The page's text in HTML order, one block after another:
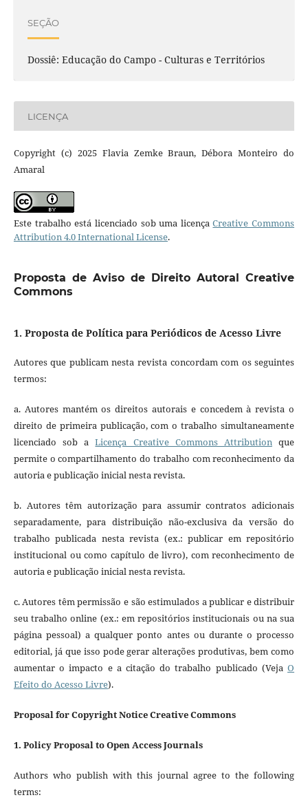
SEÇÃO
Dossiê: Educação do Campo - Culturas e Territórios
LICENÇA
Copyright (c) 2025 Flavia Zemke Braun, Débora Monteiro do
Amaral
Este trabalho está licenciado sob uma licençaCreative Commons
Attribution 4.0 International License.
Proposta de Aviso de Direito Autoral Creative
Commons
1. Proposta de Política para Periódicos de Acesso Livre
Autores que publicam nesta revista concordam com os seguintes
termos:
a. Autores mantém os direitos autorais e concedem à revista o
direito de primeira publicação, com o trabalho simultaneamente
licenciado sob aLicença Creative Commons Attributionque
permite o compartilhamento do trabalho com reconhecimento da
autoria e publicação inicial nesta revista.
b. Autores têm autorização para assumir contratos adicionais
separadamente, para distribuição não-exclusiva da versão do
trabalho publicada nesta revista (ex.: publicar em repositório
institucional ou como capítulo de livro), com reconhecimento de
autoria e publicação inicial nesta revista.
c. Autores têm permissão e são estimulados a publicar e distribuir
seu trabalho online (ex.: em repositórios institucionais ou na sua
página pessoal) a qualquer ponto antes ou durante o processo
editorial, já que isso pode gerar alterações produtivas, bem como
aumentar o impacto e a citação do trabalho publicado (VejaO
Efeito do Acesso Livre).
Proposal for Copyright Notice Creative Commons
1. Policy Proposal to Open Access Journals
Authors who publish with this journal agree to the following
terms: